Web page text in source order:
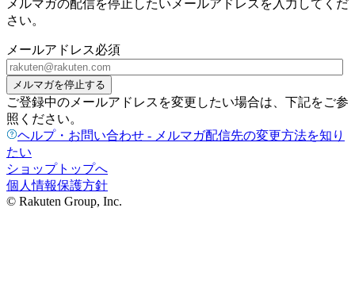
メルマガの配信を停止したいメールアドレスを入力してくだ
さい。
メールアドレス必須
メルマガを停止する
ご登録中のメールアドレスを変更したい場合は、下記をご参
照ください。
ヘルプ・お問い合わせ - メルマガ配信先の変更方法を知り
たい
ショップトップへ
個人情報保護方針
© Rakuten Group, Inc.